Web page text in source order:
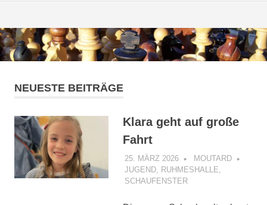
Zum
Inhalt
springen
NEUESTE BEITRÄGE
Klara geht auf große
Fahrt
25. MÄRZ 2026
MOUTARD
JUGEND, RUHMESHALLE
SCHAUFENSTER